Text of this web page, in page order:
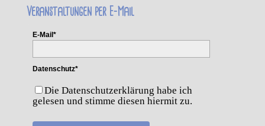
Veranstaltungen per E-Mail
E-Mail*
Datenschutz*
Die Datenschutzerklärung habe ich
gelesen und stimme diesen hiermit zu.